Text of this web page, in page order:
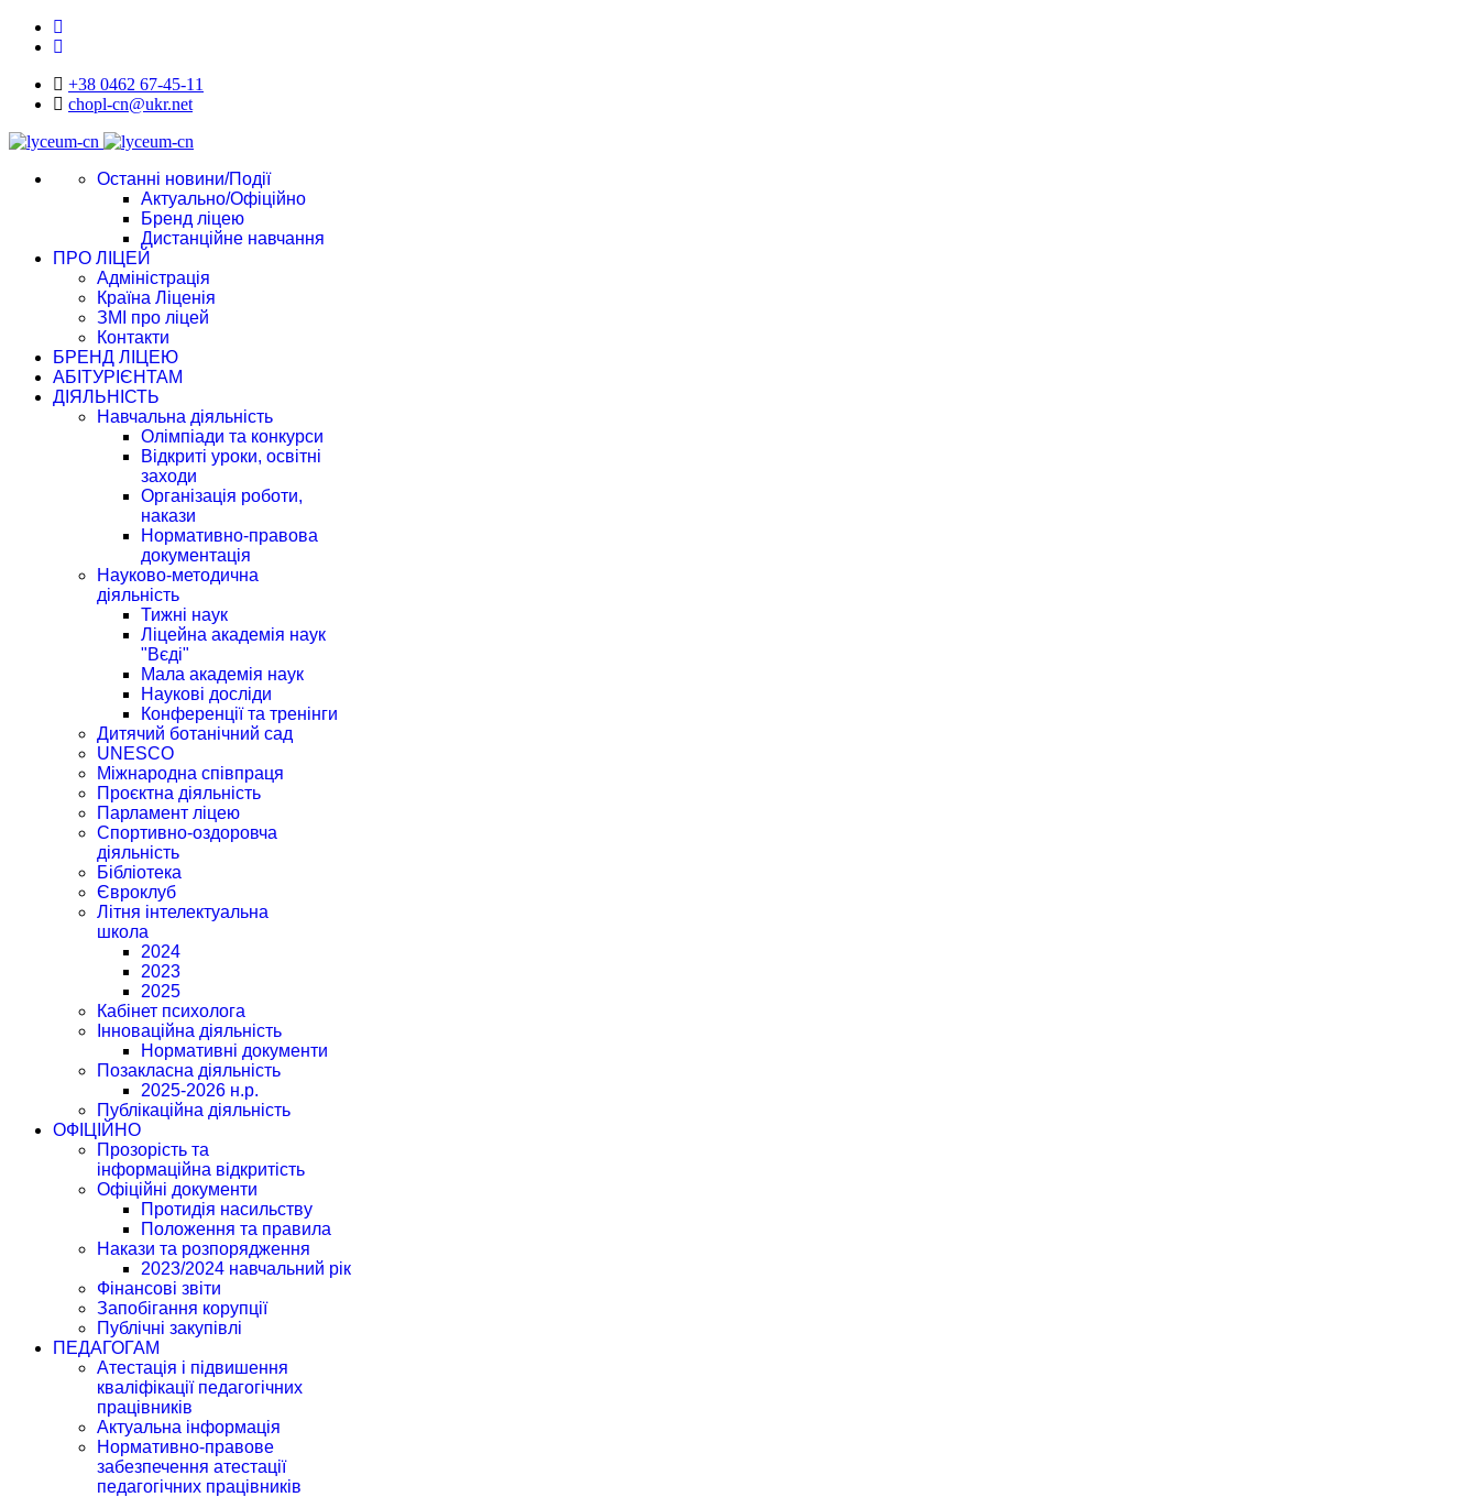
+38 0462 67-45-11
chopl-cn@ukr.net
Останні новини/Події
Актуально/Офіційно
Бренд ліцею
Дистанційне навчання
ПРО ЛІЦЕЙ
Адміністрація
Країна Ліценія
ЗМІ про ліцей
Контакти
БРЕНД ЛІЦЕЮ
АБІТУРІЄНТАМ
ДІЯЛЬНІСТЬ
Навчальна діяльність
Олімпіади та конкурси
Відкриті уроки, освітні
заходи
Організація роботи,
накази
Нормативно-правова
документація
Науково-методична
діяльність
Тижні наук
Ліцейна академія наук
"Вєді"
Мала академія наук
Наукові досліди
Конференції та тренінги
Дитячий ботанічний сад
UNESCO
Міжнародна співпраця
Проєктна діяльність
Парламент ліцею
Спортивно-оздоровча
діяльність
Бібліотека
Євроклуб
Літня інтелектуальна
школа
2024
2023
2025
Кабінет психолога
Інноваційна діяльність
Нормативні документи
Позакласна діяльність
2025-2026 н.р.
Публікаційна діяльність
ОФІЦІЙНО
Прозорість та
інформаційна відкритість
Офіційні документи
Протидія насильству
Положення та правила
Накази та розпорядження
2023/2024 навчальний рік
Фінансові звіти
Запобігання корупції
Публічні закупівлі
ПЕДАГОГАМ
Атестація і підвишення
кваліфікації педагогічних
працівників
Актуальна інформація
Нормативно-правове
забезпечення атестації
педагогічних працівників